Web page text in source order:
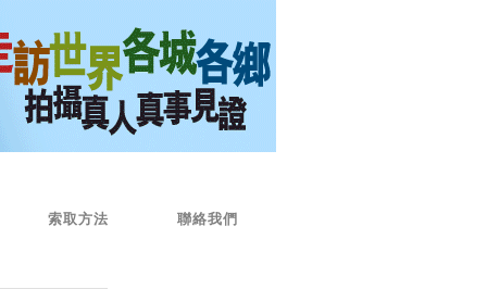
索取方法 聯絡我們